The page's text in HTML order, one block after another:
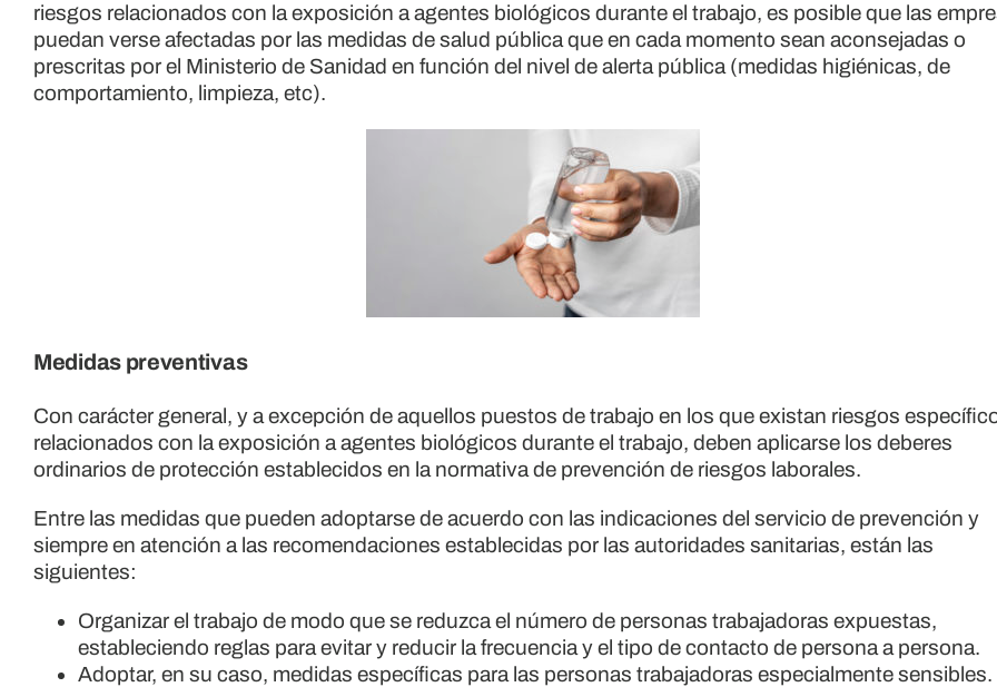
riesgos relacionados con la exposición a agentes biológicos durante el trabajo, es posible que las
puedan verse afectadas por las medidas de salud pública que en cada momento sean aconsejadas o
prescritas por el Ministerio de Sanidad en función del nivel de alerta pública (medidas higiénicas, de
comportamiento, limpieza, etc).
Medidas preventivas
Con carácter general, y a excepción de aquellos puestos de trabajo en los que existan riesgos
relacionados con la exposición a agentes biológicos durante el trabajo, deben aplicarse los deberes
ordinarios de protección establecidos en la normativa de prevención de riesgos laborales.
Entre las medidas que pueden adoptarse de acuerdo con las indicaciones del servicio de prevención y
siempre en atención a las recomendaciones establecidas por las autoridades sanitarias, están las
siguientes:
Organizar el trabajo de modo que se reduzca el número de personas trabajadoras expuestas,
estableciendo reglas para evitar y reducir la frecuencia y el tipo de contacto de persona a persona.
Adoptar, en su caso, medidas específicas para las personas trabajadoras especialmente sensibles.